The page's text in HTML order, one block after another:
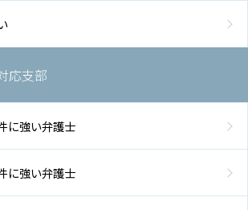
応支部
に強い弁護士
に強い弁護士